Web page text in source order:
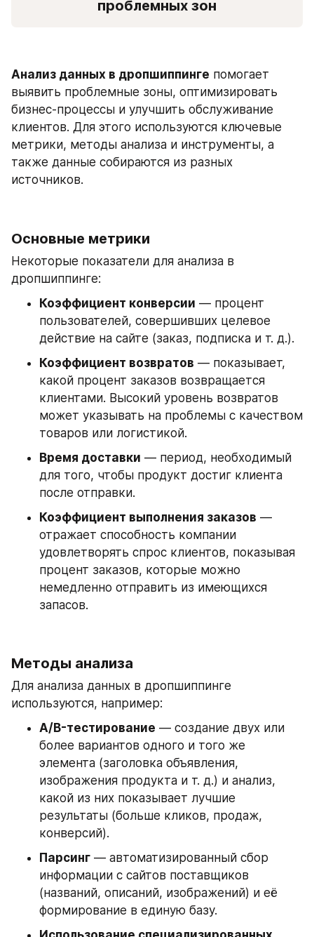
проблемных зон
Анализ данных в дропшиппинге помогает
выявить проблемные зоны, оптимизировать
бизнес-процессы и улучшить обслуживание
клиентов. Для этого используются ключевые
метрики, методы анализа и инструменты, а
также данные собираются из разных
источников.
Основные метрики
Некоторые показатели для анализа в
дропшиппинге:
Коэффициент конверсии — процент
пользователей, совершивших целевое
действие на сайте (заказ, подписка и т. д.).
Коэффициент возвратов — показывает,
какой процент заказов возвращается
клиентами. Высокий уровень возвратов
может указывать на проблемы с качеством
товаров или логистикой.
Время доставки — период, необходимый
для того, чтобы продукт достиг клиента
после отправки.
Коэффициент выполнения заказов —
отражает способность компании
удовлетворять спрос клиентов, показывая
процент заказов, которые можно
немедленно отправить из имеющихся
запасов.
Методы анализа
Для анализа данных в дропшиппинге
используются, например:
A/B-тестирование — создание двух или
более вариантов одного и того же
элемента (заголовка объявления,
изображения продукта и т. д.) и анализ,
какой из них показывает лучшие
результаты (больше кликов, продаж,
конверсий).
Парсинг — автоматизированный сбор
информации с сайтов поставщиков
(названий, описаний, изображений) и её
формирование в единую базу.